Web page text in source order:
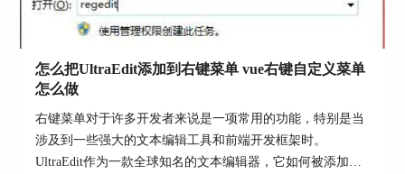
怎么把UltraEdit添加到右键菜单 vue右键自定义菜单
怎么做
右键菜单对于许多开发者来说是一项常用的功能，特别是当
涉及到一些强大的文本编辑工具和前端开发框架时。
UltraEdit作为一款全球知名的文本编辑器，它如何被添加到